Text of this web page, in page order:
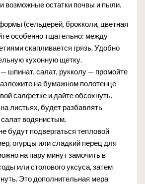
возможные остатки почвы и пыли.
(сельдерей, брокколи, цветная
особенно тщательно: между
скапливается грязь. Удобно
кухонную щетку.
шпинат, салат, рукколу — промойте
на бумажном полотенце
салфетке и дайте обсохнуть.
листьях, будет разбавлять
салат водянистым.
будут подвергаться тепловой
огурцы или сладкий перец для
на пару минут замочить в
или столового уксуса, затем
Это дополнительная мера